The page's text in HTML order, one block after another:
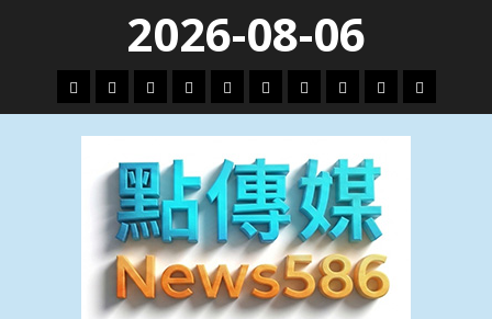
content
2026-08-06
頭
條
財
經
地
方.
會
文
教.
技
專
題
娛
樂
劇
政
治
國
際
運
動
生
活